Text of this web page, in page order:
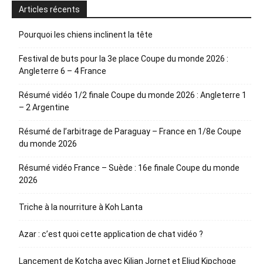
Articles récents
Pourquoi les chiens inclinent la tête
Festival de buts pour la 3e place Coupe du monde 2026 :
Angleterre 6 – 4 France
Résumé vidéo 1/2 finale Coupe du monde 2026 : Angleterre 1
– 2 Argentine
Résumé de l’arbitrage de Paraguay – France en 1/8e Coupe
du monde 2026
Résumé vidéo France – Suède : 16e finale Coupe du monde
2026
Triche à la nourriture à Koh Lanta
Azar : c’est quoi cette application de chat vidéo ?
Lancement de Kotcha avec Kilian Jornet et Eliud Kipchoge